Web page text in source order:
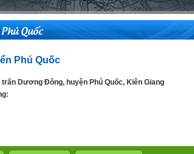
Quốc
Phú Quốc
Dương Đông, huyện Phú Quốc, Kiên Giang